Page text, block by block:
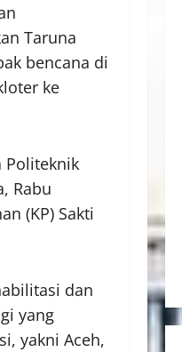
Taruna
bencana di
ke
Politeknik
Rabu
(KP) Sakti
dan
yang
yakni Aceh,